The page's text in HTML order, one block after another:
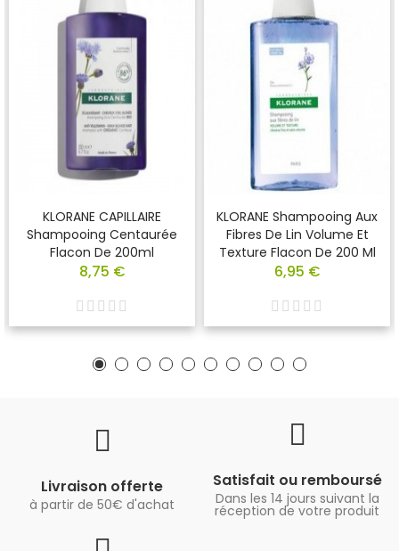
KLORANE CAPILLAIRE
Shampooing Centaurée
Flacon De 200ml
8,75 €
KLORANE Shampooing Aux
Fibres De Lin Volume Et
Texture Flacon De 200 Ml
6,95 €
Livraison offerte
à partir de 50€ d'achat
Satisfait ou remboursé
Dans les 14 jours suivant la
réception de votre produit